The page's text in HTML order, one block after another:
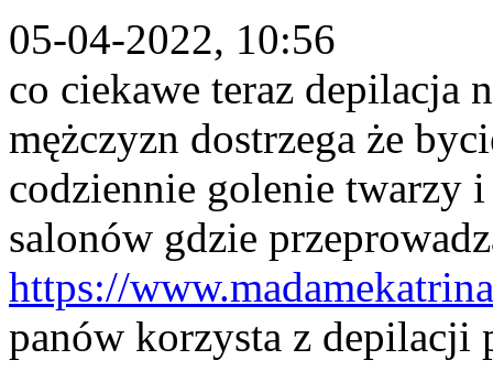
05-04-2022, 10:56
co ciekawe teraz depilacja
mężczyzn dostrzega że
codziennie golenie twarzy
salonów gdzie
https://
panów korzysta z depilacji